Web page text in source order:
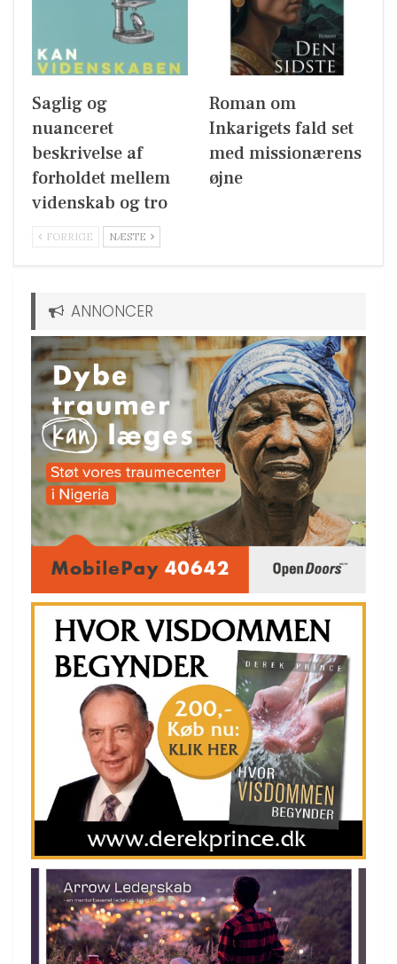
Saglig og
nuanceret
beskrivelse af
forholdet mellem
videnskab og tro
Roman om
Inkarigets fald set
med missionærens
øjne
FORRIGE NÆSTE
ANNONCER